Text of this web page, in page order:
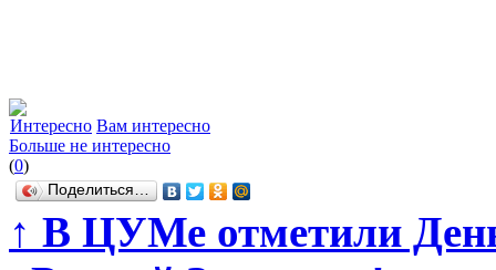
Интересно Вам интересно
Больше не интересно
(0)
Поделиться…
↑ В ЦУМе отметили